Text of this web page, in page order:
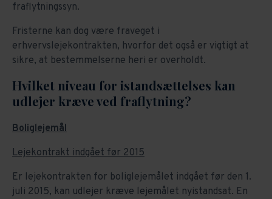
fraflytningssyn.
Fristerne kan dog være fraveget i
erhvervslejekontrakten, hvorfor det også er vigtigt at
sikre, at bestemmelserne heri er overholdt.
Hvilket niveau for istandsættelses kan
udlejer kræve ved fraflytning?
Boliglejemål
Lejekontrakt indgået før 2015
Er lejekontrakten for boliglejemålet indgået før den 1.
juli 2015, kan udlejer kræve lejemålet nyistandsat. En